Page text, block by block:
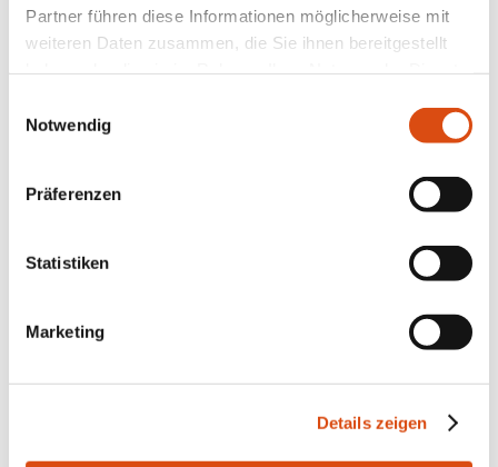
Partner führen diese Informationen möglicherweise mit
weiteren Daten zusammen, die Sie ihnen bereitgestellt
Notwendig
Präferenzen
Statistiken
Marketing
Details zeigen
Bahnhofstr. 10 | 21255 Tostedt | Tel.: 04182-291916 |